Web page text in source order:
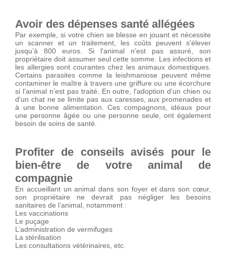
Avoir des dépenses santé allégées
Par exemple, si votre chien se blesse en jouant et nécessite
un scanner et un traitement, les coûts peuvent s'élever
jusqu’à 800 euros. Si l'animal n’est pas assuré, son
propriétaire doit assumer seul cette somme. Les infections et
les allergies sont courantes chez les animaux domestiques.
Certains parasites comme la leishmaniose peuvent même
contaminer le maître à travers une griffure ou une écorchure
si l’animal n’est pas traité. En outre, l'adoption d'un chien ou
d'un chat ne se limite pas aux caresses, aux promenades et
à une bonne alimentation. Ces compagnons, idéaux pour
une personne âgée ou une personne seule, ont également
besoin de soins de santé.
Profiter de conseils avisés pour le
bien-être de votre animal de
compagnie
En accueillant un animal dans son foyer et dans son cœur,
son propriétaire ne devrait pas négliger les besoins
sanitaires de l’animal, notamment :
Les vaccinations
Le puçage
L’administration de vermifuges
La stérilisation
Les consultations vétérinaires, etc.